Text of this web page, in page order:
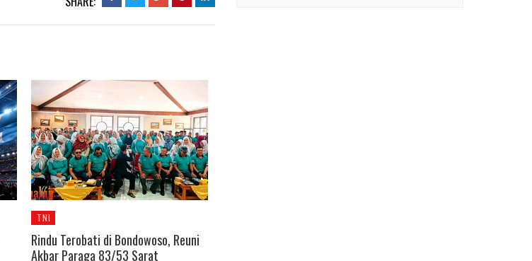
TNI
Rindu Terobati di Bondowoso, Reuni
Akbar Paraga 83/53 Sarat